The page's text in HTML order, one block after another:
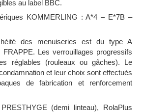
au label BBC.
KOMMERLING : A*4 – E*7B –
des menuiseries est du type A
Les verrouillages progressifs
réglables (rouleaux ou gâches). Le
et leur choix sont effectués
de fabrication et renforcement
(demi linteau), RolaPlus